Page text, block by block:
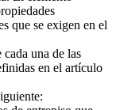
que se exigen en el
una de las
en el artículo